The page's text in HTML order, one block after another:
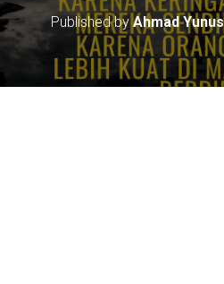
Published by Ahmad Yunus